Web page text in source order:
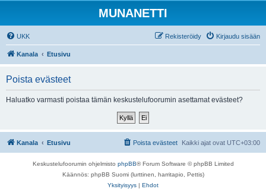
MUNANETTI
UKK Kirjaudu sisään
Rekisteröidy
Kanala Etusivu
Poista evästeet
Haluatko varmasti poistaa tämän keskustelufoorumin asettamat evästeet?
Kanala Etusivu Kaikki ajat ovat UTC+03:00
Poista evästeet
Keskustelufoorumin ohjelmisto phpBB® Forum Software © phpBB Limited
Käännös: phpBB Suomi (lurttinen, harritapio, Pettis)
Yksityisyys | Ehdot